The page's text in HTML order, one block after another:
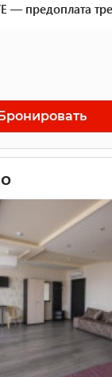
предоплата